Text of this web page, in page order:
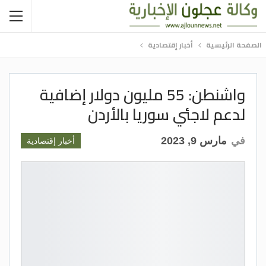
الصفحة الرئيسية أخبار إقتصادية
واشنطن: 55 مليون دولار إضافية
لدعم لاجئي سوريا بالأردن
أخبار إقتصادية في مارس 9, 2023